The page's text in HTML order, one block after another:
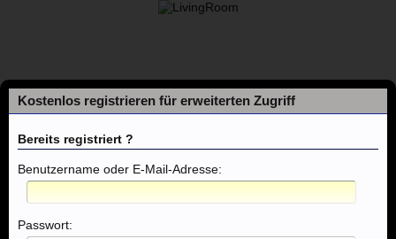
Foren
Themen mit aktuellen Beiträgen
Kostenlos registrieren für erweiterten Zugriff
Bereits registriert ?
Benutzername oder E-Mail-Adresse:
Passwort: